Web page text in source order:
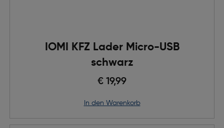
IOMI KFZ Lader Micro-USB
schwarz
€ 19,99
in den Warenkorb